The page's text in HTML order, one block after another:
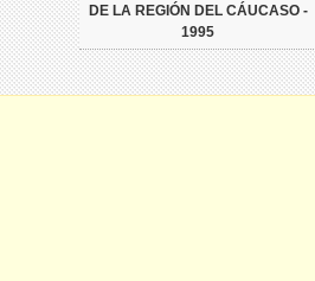
DE LA REGIÓN DEL CÁUCASO -
1995